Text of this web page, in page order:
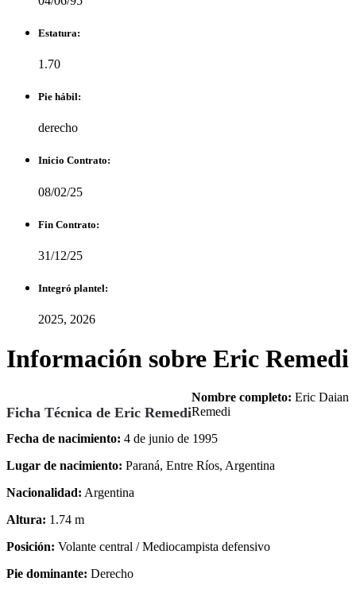
Estatura:
1.70
Pie hábil:
derecho
Inicio Contrato:
08/02/25
Fin Contrato:
31/12/25
Integró plantel:
2025, 2026
Información sobre Eric Remedi
Ficha Técnica de Eric Remedi
Nombre completo: Eric Daian
Remedi
Fecha de nacimiento: 4 de junio de 1995
Lugar de nacimiento: Paraná, Entre Ríos, Argentina
Nacionalidad: Argentina
Altura: 1.74 m
Posición: Volante central / Mediocampista defensivo
Pie dominante: Derecho